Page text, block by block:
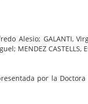
Alesio; GALANTI,
MENDEZ
por la Doctora